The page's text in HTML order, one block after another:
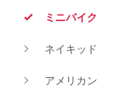
ミニバイク
ネイキッド
アメリカン
価格